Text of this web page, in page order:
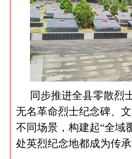
同步推进全县零散烈
无名革命烈士纪念碑、
不同场景，构建起“全域
处英烈纪念地都成为传